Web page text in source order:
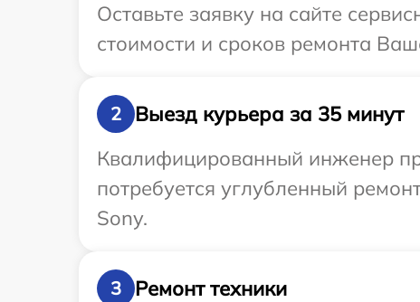
Оставьте заявку на сайте
стоимости и сроков ремонта
2
Выезд курьера за 35 минут
Квалифицированный инженер
потребуется углубленный
Sony.
3
Ремонт техники